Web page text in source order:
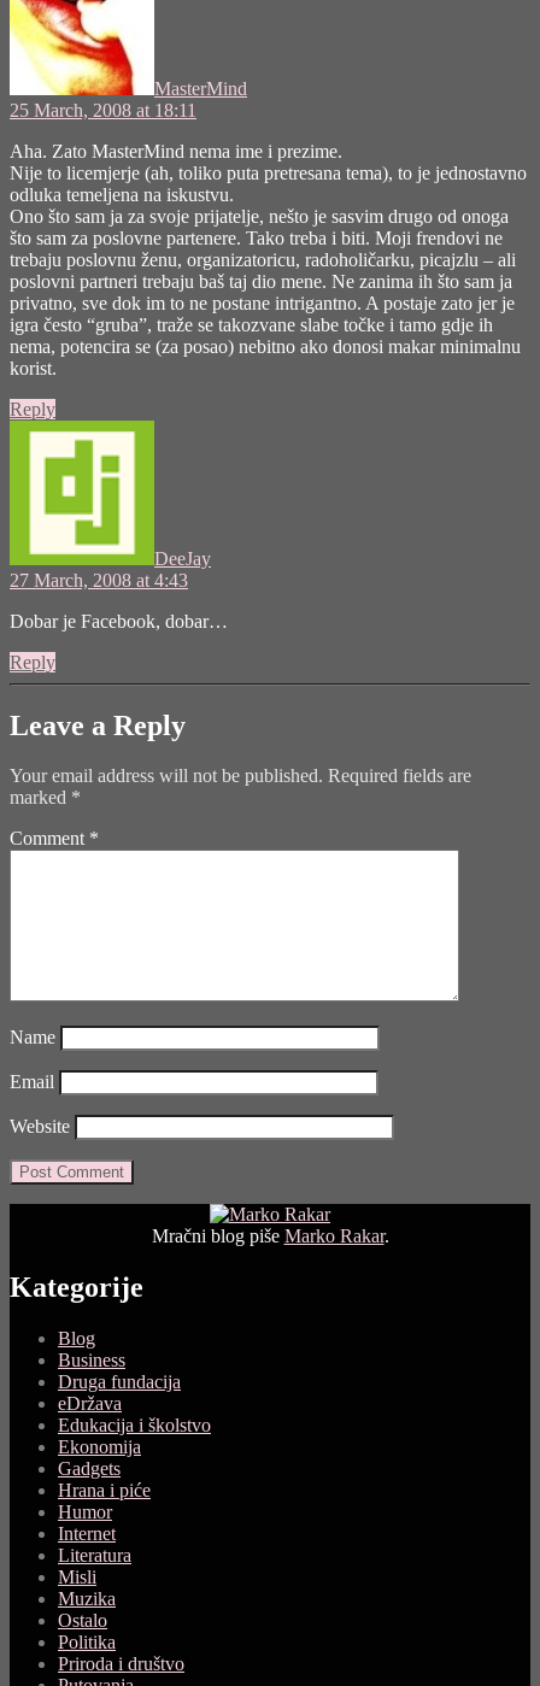
MasterMind
25 March, 2008 at 18:11
Aha. Zato MasterMind nema ime i prezime.
Nije to licemjerje (ah, toliko puta pretresana tema), to je jednostavno
odluka temeljena na iskustvu.
Ono što sam ja za svoje prijatelje, nešto je sasvim drugo od onoga
što sam za poslovne partenere. Tako treba i biti. Moji frendovi ne
trebaju poslovnu ženu, organizatoricu, radoholičarku, picajzlu – ali
poslovni partneri trebaju baš taj dio mene. Ne zanima ih što sam ja
privatno, sve dok im to ne postane intrigantno. A postaje zato jer je
igra često “gruba”, traže se takozvane slabe točke i tamo gdje ih
nema, potencira se (za posao) nebitno ako donosi makar minimalnu
korist.
Reply
DeeJay
27 March, 2008 at 4:43
Dobar je Facebook, dobar…
Reply
Leave a Reply
Your email address will not be published. Required fields are
marked *
Comment *
Name
Email
Website
Mračni blog piše Marko Rakar.
Kategorije
Blog
Business
Druga fundacija
eDržava
Edukacija i školstvo
Ekonomija
Gadgets
Hrana i piće
Humor
Internet
Literatura
Misli
Muzika
Ostalo
Politika
Priroda i društvo